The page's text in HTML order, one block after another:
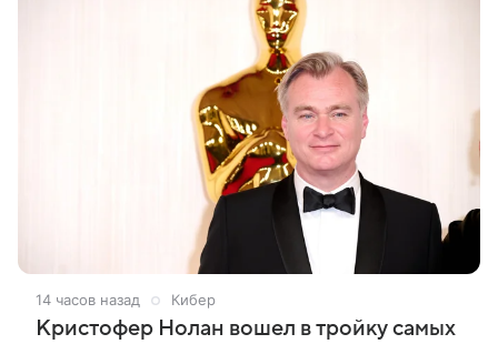
14 часов назад Кибер
Кристофер Нолан вошел в тройку самых